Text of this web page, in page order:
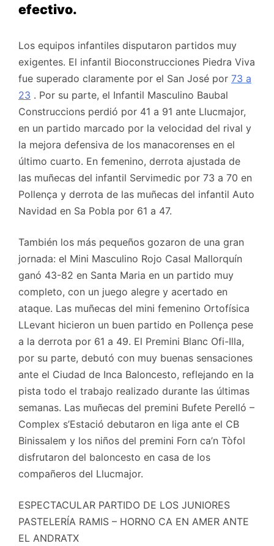
efectivo.
Los equipos infantiles disputaron partidos muy
exigentes. El infantil Bioconstrucciones Piedra Viva
fue superado claramente por el San José por 73 a
23 . Por su parte, el Infantil Masculino Baubal
Construccions perdió por 41 a 91 ante Llucmajor,
en un partido marcado por la velocidad del rival y
la mejora defensiva de los manacorenses en el
último cuarto. En femenino, derrota ajustada de
las muñecas del infantil Servimedic por 73 a 70 en
Pollença y derrota de las muñecas del infantil Auto
Navidad en Sa Pobla por 61 a 47.
También los más pequeños gozaron de una gran
jornada: el Mini Masculino Rojo Casal Mallorquín
ganó 43-82 en Santa Maria en un partido muy
completo, con un juego alegre y acertado en
ataque. Las muñecas del mini femenino Ortofísica
LLevant hicieron un buen partido en Pollença pese
a la derrota por 61 a 49. El Premini Blanc Ofi-Illa,
por su parte, debutó con muy buenas sensaciones
ante el Ciudad de Inca Baloncesto, reflejando en la
pista todo el trabajo realizado durante las últimas
semanas. Las muñecas del premini Bufete Perelló –
Complex s’Estació debutaron en liga ante el CB
Binissalem y los niños del premini Forn ca’n Tòfol
disfrutaron del baloncesto en casa de los
compañeros del Llucmajor.
ESPECTACULAR PARTIDO DE LOS JUNIORES
PASTELERÍA RAMIS – HORNO CA EN AMER ANTE
EL ANDRATX